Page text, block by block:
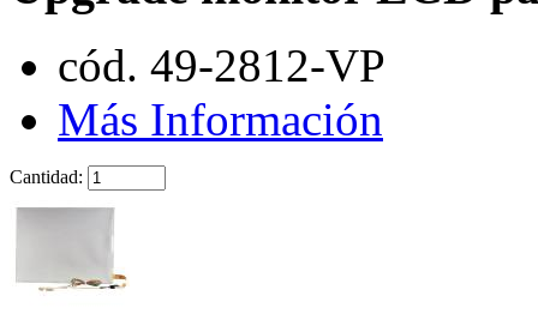
cód. 49-2812-VP
Más Información
Cantidad: